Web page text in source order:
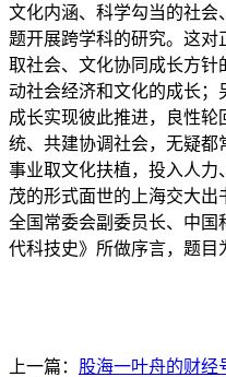
文化内涵、科学勾当的社会
题开展跨学科的研究。这对
取社会、文化协同成长方
动社会经济和文化的成长
成长实现彼此推进，良性
统、共建协调社会，无疑都
事业取文化扶植，投入人
茂的形式面世的上海交大
全国常委会副委员长、中
代科技史》所做序言，题目
上一篇： 股海一叶舟的财经